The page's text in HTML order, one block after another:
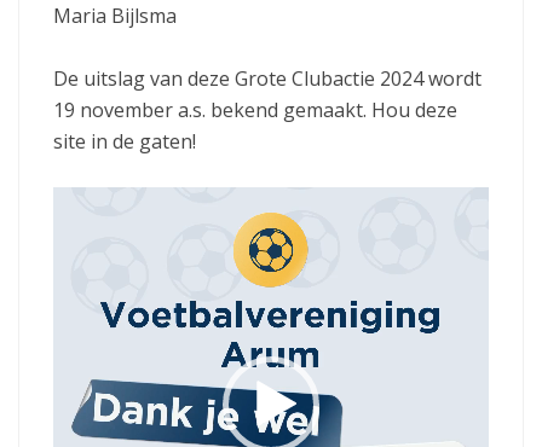
Maria Bijlsma
De uitslag van deze Grote Clubactie 2024 wordt
19 november a.s. bekend gemaakt. Hou deze
site in de gaten!